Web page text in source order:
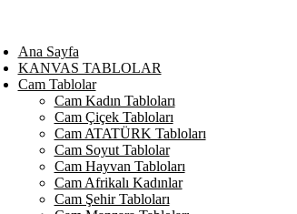
Ana Sayfa
KANVAS TABLOLAR
Cam Tablolar
Cam Kadın Tabloları
Cam Çiçek Tabloları
Cam ATATÜRK Tabloları
Cam Soyut Tablolar
Cam Hayvan Tabloları
Cam Afrikalı Kadınlar
Cam Şehir Tabloları